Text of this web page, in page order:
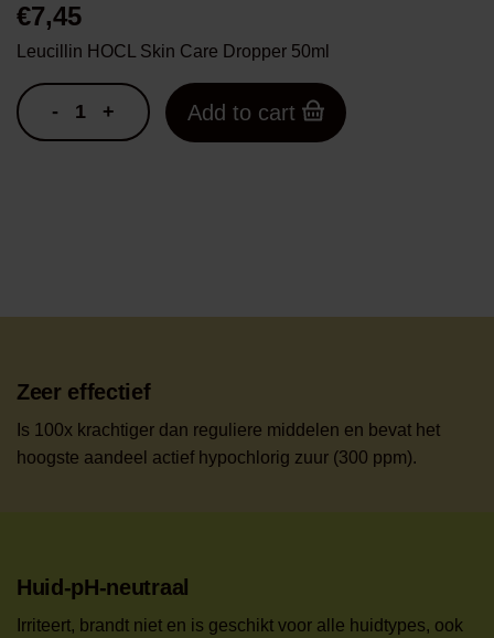
€7,45
Leucillin HOCL Skin Care Dropper 50ml
-Leucillin
HOCL
+ Add to cart
Zeer effectief
Is 100x krachtiger dan reguliere middelen en bevat het
hoogste aandeel actief hypochlorig zuur (300 ppm).
Huid-pH-neutraal
Irriteert, brandt niet en is geschikt voor alle huidtypes, ook